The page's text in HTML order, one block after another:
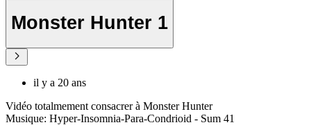
Monster Hunter 1
il y a 20 ans
Vidéo totalmement consacrer à Monster Hunter
Musique: Hyper-Insomnia-Para-Condrioid - Sum 41